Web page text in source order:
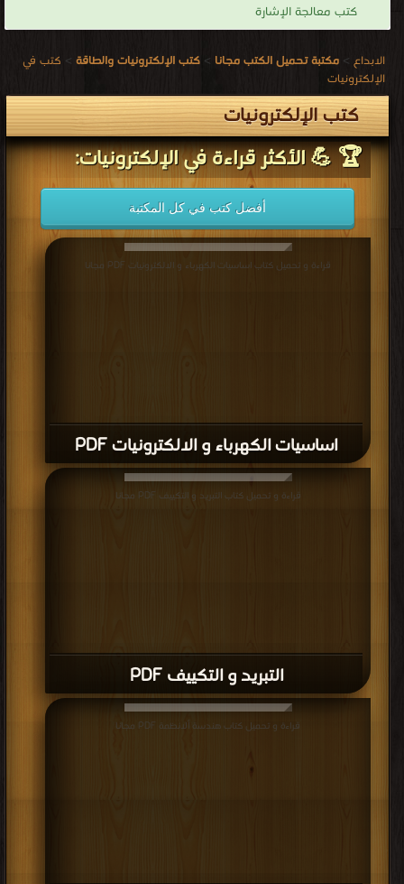
كتب معالجة الإشارة
الابداع > مكتبة تحميل الكتب مجانا > كتب الإلكترونيات والطاقة > كتب في
الإلكترونيات
كتب الإلكترونيات
🏆 💪 الأكثر قراءة في الإلكترونيات:
أفضل كتب في كل المكتبة
اساسيات الكهرباء و الالكترونيات PDF
قراءة و تحميل كتاب اساسيات الكهرباء و الالكترونيات PDF مجانا
التبريد و التكييف PDF
قراءة و تحميل كتاب التبريد و التكييف PDF مجانا
قراءة و تحميل كتاب هندسة ألانظمة PDF مجانا